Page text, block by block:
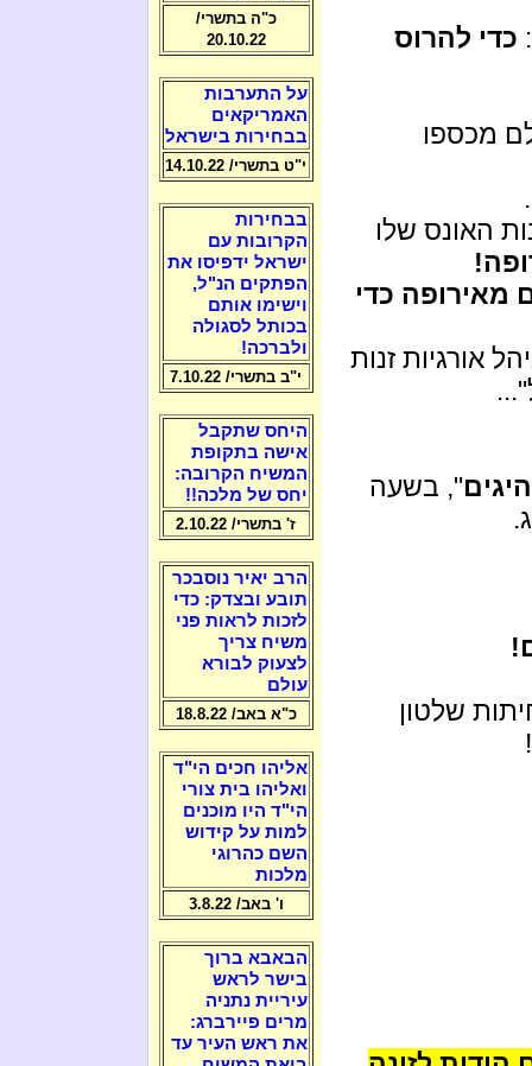
כדי להרוס
מכספו
האונס שלו
מאירופה כדי
אורגיות זנות
", בשעה
שלטון
כ"ה בתשרי/
20.10.22
על התערבות
האמריקאים
בבחירות בישראל
י"ט בתשרי/ 14.10.22
בבחירות
הקרובות עם
ישראל ידפיסו את
הפתקים הנ"ל,
וישימו אותם
בכותל לסגולה
ולברכה!
י"ב בתשרי/ 7.10.22
היחס שתקבל
אישה בתקופת
המשיח הקרובה:
יחס של מלכה!!
ז' בתשרי/ 2.10.22
הרב יאיר נוסבכר
תובע ובצדק: כדי
לזכות לראות פני
משיח צריך
לצעוק לבורא
עולם
כ"א באב/ 18.8.22
אליהו חכים הי"ד
ואליהו בית צורי
הי"ד היו מוכנים
למות על קידוש
השם כהרוגי
מלכות
ו' באב/ 3.8.22
הבאבא ברוך
בישר לראש
עיריית נתניה
מרים פיירברג:
את ראש העיר עד